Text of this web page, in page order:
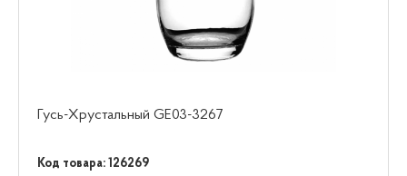
Гусь-Хрустальный GE03-3267
Код товара: 126269